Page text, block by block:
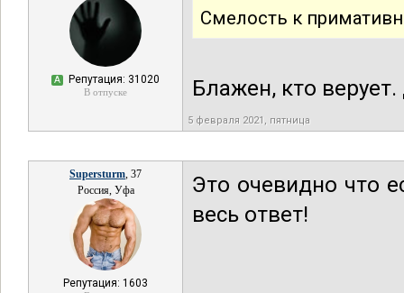
А Репутация: 31020
В отпуске
Смелость к
Блажен, кто
5 февраля 2021, пятница
Supersturm, 37
Россия, Уфа
Репутация: 1603
Это очевидно что
весь ответ!